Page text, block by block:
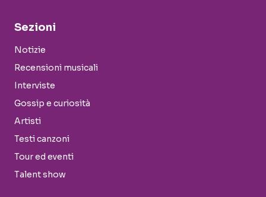
Sezioni
Notizie
Recensioni musicali
Interviste
Gossip e curiosità
Artisti
Testi canzoni
Tour ed eventi
Talent show